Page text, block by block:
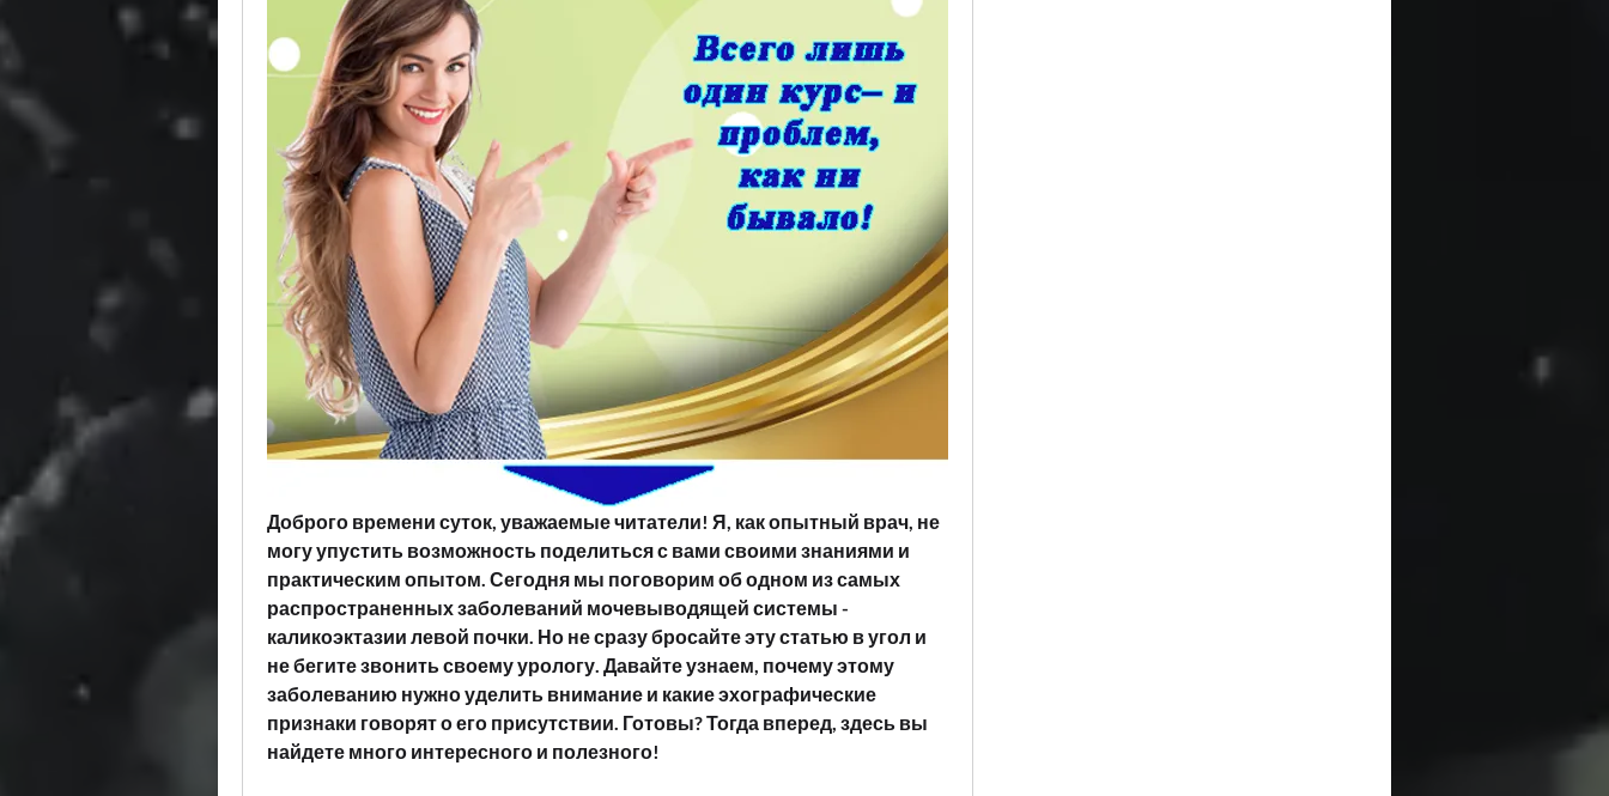
Доброго времени суток, уважаемые читатели! Я, как опытный врач, не
могу упустить возможность поделиться с вами своими знаниями и
практическим опытом. Сегодня мы поговорим об одном из самых
распространенных заболеваний мочевыводящей системы -
каликоэктазии левой почки. Но не сразу бросайте эту статью в угол и
не бегите звонить своему урологу. Давайте узнаем, почему этому
заболеванию нужно уделить внимание и какие эхографические
признаки говорят о его присутствии. Готовы? Тогда вперед, здесь вы
найдете много интересного и полезного!